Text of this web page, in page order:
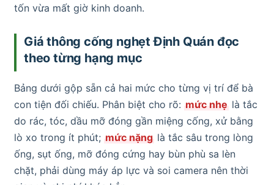
tốn vừa mất giờ kinh doanh.
Giá thông cống nghẹt Định Quán đọc
theo từng hạng mục
Bảng dưới gộp sẵn cả hai mức cho từng vị trí để bà
con tiện đối chiếu. Phân biệt cho rõ: mức nhẹ là tắc
do rác, tóc, dầu mỡ đóng gần miệng cống, xử bằng
lò xo trong ít phút; mức nặng là tắc sâu trong lòng
ống, sụt ống, mỡ đóng cứng hay bùn phù sa lèn
chặt, phải dùng máy áp lực và soi camera nên thời